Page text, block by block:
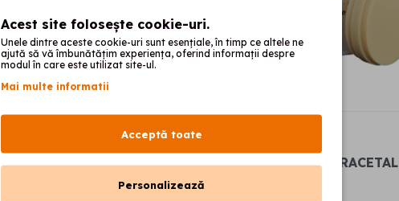
MYERSON
CDM yellow
Disc A1 DURACETAL
Acest site folosește cookie-uri.
Unele dintre aceste cookie-uri sunt esențiale, în timp ce altele ne
ajută să vă îmbunătățim experiența, oferind informații despre
modul în care este utilizat site-ul.
Mai multe informatii
Acceptă toate
Personalizează